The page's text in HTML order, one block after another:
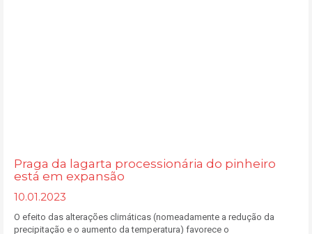
Praga da lagarta processionária do pinheiro
está em expansão
10.01.2023
O efeito das alterações climáticas (nomeadamente a redução da
precipitação e o aumento da temperatura) favorece o